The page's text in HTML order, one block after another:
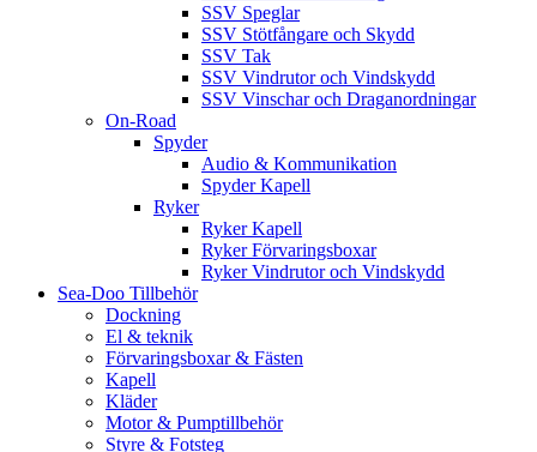
SSV Speglar
SSV Stötfångare och Skydd
SSV Tak
SSV Vindrutor och Vindskydd
SSV Vinschar och Draganordningar
On-Road
Spyder
Audio & Kommunikation
Spyder Kapell
Ryker
Ryker Kapell
Ryker Förvaringsboxar
Ryker Vindrutor och Vindskydd
Sea-Doo Tillbehör
Dockning
El & teknik
Förvaringsboxar & Fästen
Kapell
Kläder
Motor & Pumptillbehör
Styre & Fotsteg